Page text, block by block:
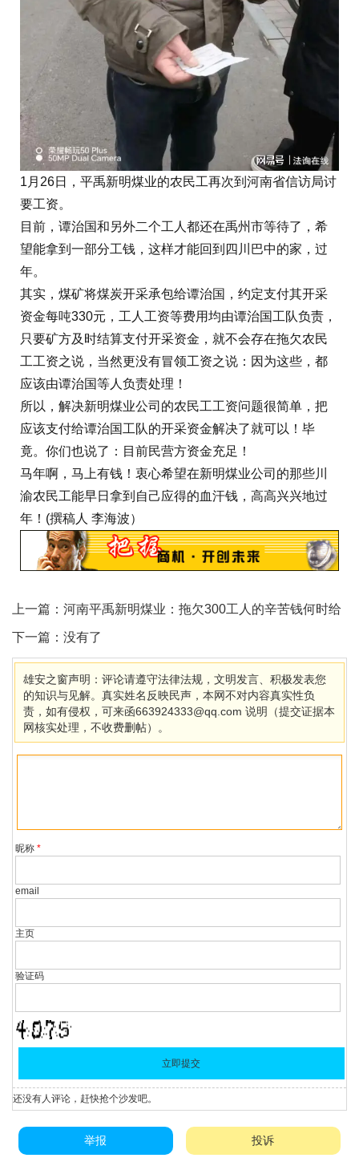
1月26日，平禹新明煤业的农民工再次到河南省信访局讨
要工资。
目前，谭治国和另外二个工人都还在禹州市等待了，希
望能拿到一部分工钱，这样才能回到四川巴中的家，过
年。
其实，煤矿将煤炭开采承包给谭治国，约定支付其开采
资金每吨330元，工人工资等费用均由谭治国工队负责，
只要矿方及时结算支付开采资金，就不会存在拖欠农民
工工资之说，当然更没有冒领工资之说：因为这些，都
应该由谭治国等人负责处理！
所以，解决新明煤业公司的农民工工资问题很简单，把
应该支付给谭治国工队的开采资金解决了就可以！毕
竟。你们也说了：目前民营方资金充足！
马年啊，马上有钱！衷心希望在新明煤业公司的那些川
渝农民工能早日拿到自己应得的血汗钱，高高兴兴地过
年！(撰稿人 李海波）
上一篇： 河南平禹新明煤业：拖欠300工人的辛苦钱何时给
下一篇：没有了
雄安之窗声明：评论请遵守法律法规，文明发言、积极发表您
的知识与见解。真实姓名反映民声，本网不对内容真实性负
责，如有侵权，可来函663924333@qq.com 说明（提交证据本
网核实处理，不收费删帖）。
昵称*
email
主页
验证码
还没有人评论，赶快抢个沙发吧。
举报 投诉